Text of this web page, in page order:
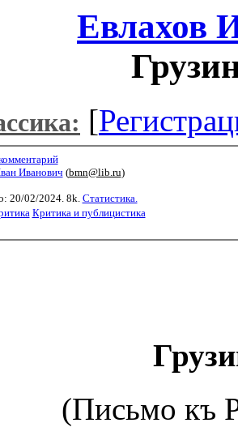
Евлахов
[
Иванович (bmn@lib.ru)
20/02/2024. 8k. Статистика.
Критика и публицистика
(Письмо къ